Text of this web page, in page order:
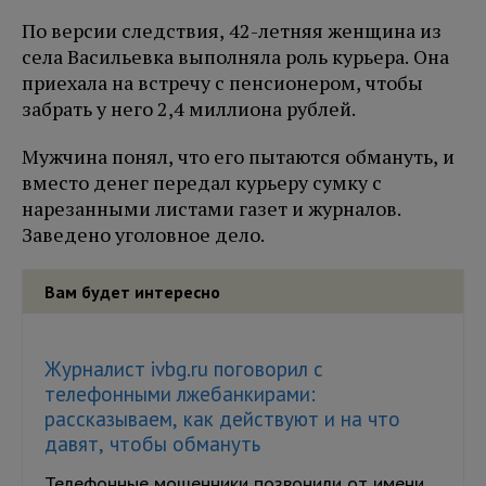
По версии следствия, 42-летняя женщина из
села Васильевка выполняла роль курьера. Она
приехала на встречу с пенсионером, чтобы
забрать у него 2,4 миллиона рублей.
Мужчина понял, что его пытаются обмануть, и
вместо денег передал курьеру сумку с
нарезанными листами газет и журналов.
Заведено уголовное дело.
Вам будет интересно
Журналист ivbg.ru поговорил с
телефонными лжебанкирами:
рассказываем, как действуют и на что
давят, чтобы обмануть